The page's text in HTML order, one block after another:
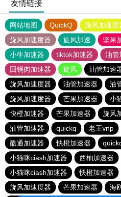
友情链接
网站地图 QuickQ 旋风加速度
旋风加速度器
旋风加速 坚果
小牛加速器
tiktok加速器 油管
回锅肉加速器
旋风 油管加速
旋风加速度器
油管加速器 油
旋风加速度器
芒果加速器
小
快橙加速器
芒果加速器 旋风
油管加速器
quickq 老王vnp
酷通加速器
快橙加速器
小猫咪ciash加速器
西柚加速器
小猫咪ciash加速器
快橙加速器
旋风加速度器
芒果加速器 海